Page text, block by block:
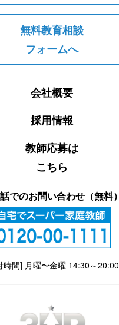
無料教育相談
フォームへ
会社概要
採用情報
教師応募は
こちら
でのお問い合わせ（無料）
時間] 月曜〜金曜 14:30～20:00